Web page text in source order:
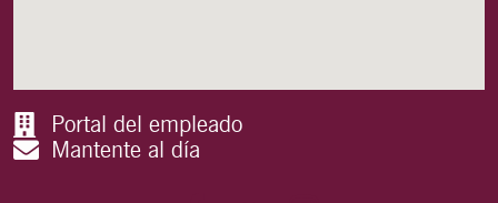
Portal del empleado
Mantente al día